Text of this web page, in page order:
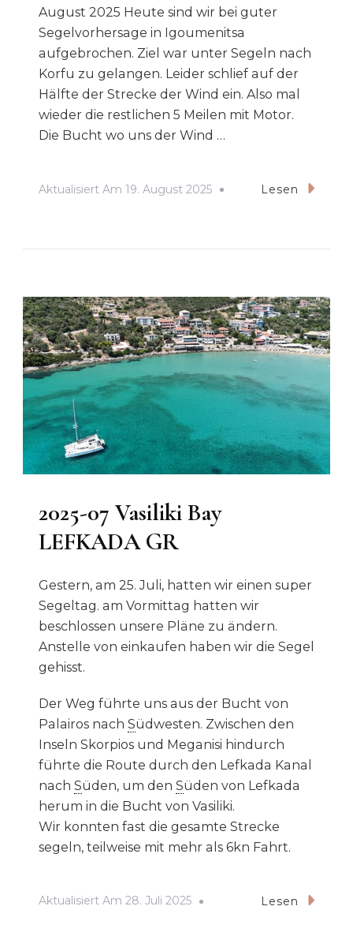
August 2025 Heute sind wir bei guter
Segelvorhersage in Igoumenitsa
aufgebrochen. Ziel war unter Segeln nach
Korfu zu gelangen. Leider schlief auf der
Hälfte der Strecke der Wind ein. Also mal
wieder die restlichen 5 Meilen mit Motor.
Die Bucht wo uns der Wind …
Aktualisiert Am 19. August 2025 Lesen
2025-07 Vasiliki Bay
LEFKADA GR
Gestern, am 25. Juli, hatten wir einen super
Segeltag. am Vormittag hatten wir
beschlossen unsere Pläne zu ändern.
Anstelle von einkaufen haben wir die Segel
gehisst.
Der Weg führte uns aus der Bucht von
Palairos nach Südwesten. Zwischen den
Inseln Skorpios und Meganisi hindurch
führte die Route durch den Lefkada Kanal
nach Süden, um den Süden von Lefkada
herum in die Bucht von Vasiliki.
Wir konnten fast die gesamte Strecke
segeln, teilweise mit mehr als 6kn Fahrt.
Aktualisiert Am 28. Juli 2025 Lesen